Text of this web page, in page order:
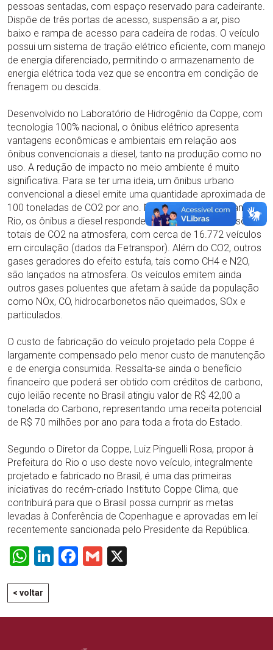
pessoas sentadas, com espaço reservado para cadeirante.
Dispõe de três portas de acesso, suspensão a ar, piso
baixo e rampa de acesso para cadeira de rodas. O veículo
possui um sistema de tração elétrico eficiente, com manejo
de energia diferenciado, permitindo o armazenamento de
energia elétrica toda vez que se encontra em condição de
frenagem ou descida.
Desenvolvido no Laboratório de Hidrogênio da Coppe, com
tecnologia 100% nacional, o ônibus elétrico apresenta
vantagens econômicas e ambientais em relação aos
ônibus convencionais a diesel, tanto na produção como no
uso. A redução de impacto no meio ambiente é muito
significativa. Para se ter uma ideia, um ônibus urbano
convencional a diesel emite uma quantidade aproximada de
100 toneladas de CO2 por ano. Na região metropolitana do
Rio, os ônibus a diesel respondem por 30 % das emissões
totais de CO2 na atmosfera, com cerca de 16.772 veículos
em circulação (dados da Fetranspor). Além do CO2, outros
gases geradores do efeito estufa, tais como CH4 e N2O,
são lançados na atmosfera. Os veículos emitem ainda
outros gases poluentes que afetam à saúde da população
como NOx, CO, hidrocarbonetos não queimados, SOx e
particulados.
O custo de fabricação do veículo projetado pela Coppe é
largamente compensado pelo menor custo de manutenção
e de energia consumida. Ressalta-se ainda o benefício
financeiro que poderá ser obtido com créditos de carbono,
cujo leilão recente no Brasil atingiu valor de R$ 42,00 a
tonelada do Carbono, representando uma receita potencial
de R$ 70 milhões por ano para toda a frota do Estado.
Segundo o Diretor da Coppe, Luiz Pinguelli Rosa, propor à
Prefeitura do Rio o uso deste novo veículo, integralmente
projetado e fabricado no Brasil, é uma das primeiras
iniciativas do recém-criado Instituto Coppe Clima, que
contribuirá para que o Brasil possa cumprir as metas
levadas à Conferência de Copenhague e aprovadas em lei
recentemente sancionada pelo Presidente da República.
WhatsApp
LinkedIn
Facebook
Gmail
< voltar